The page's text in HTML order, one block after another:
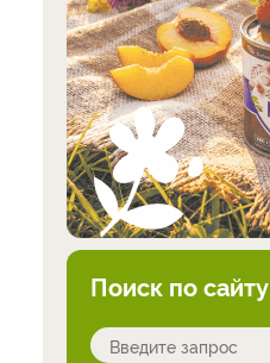
Поиск по сайту